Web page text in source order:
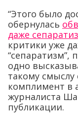
“Этого было
обернулась
даже
критики уже
“сепаратизм”,
одно
такому
комплимент в
журналиста
публикации.